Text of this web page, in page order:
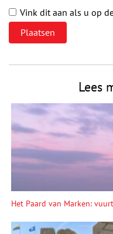
Vink dit aan als u op
Lees
Het Paard van Marken: